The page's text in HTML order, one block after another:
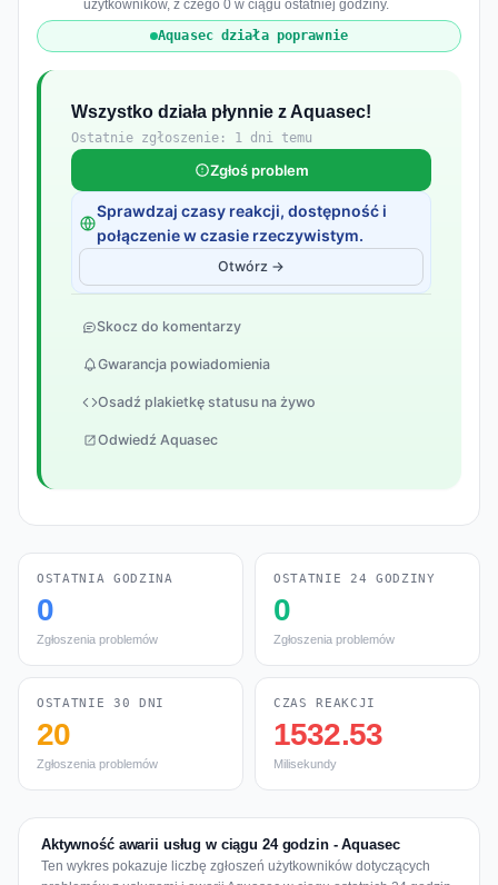
użytkowników, z czego 0 w ciągu ostatniej godziny.
Aquasec działa poprawnie
Wszystko działa płynnie z Aquasec!
Ostatnie zgłoszenie: 1 dni temu
Zgłoś problem
Sprawdzaj czasy reakcji, dostępność i
połączenie w czasie rzeczywistym.
Otwórz →
Skocz do komentarzy
Gwarancja powiadomienia
Osadź plakietkę statusu na żywo
Odwiedź Aquasec
OSTATNIA GODZINA
0
Zgłoszenia problemów
OSTATNIE 24 GODZINY
0
Zgłoszenia problemów
OSTATNIE 30 DNI
20
Zgłoszenia problemów
CZAS REAKCJI
1532.53
Milisekundy
Aktywność awarii usług w ciągu 24 godzin - Aquasec
Ten wykres pokazuje liczbę zgłoszeń użytkowników dotyczących